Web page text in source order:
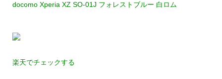
docomo Xperia XZ SO-01J フォレストブルー 白ロム
楽天でチェックする